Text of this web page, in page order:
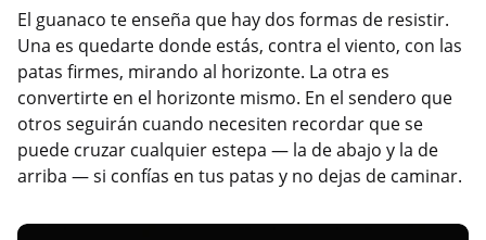
El guanaco te enseña que hay dos formas de resistir.
Una es quedarte donde estás, contra el viento, con las
patas firmes, mirando al horizonte. La otra es
convertirte en el horizonte mismo. En el sendero que
otros seguirán cuando necesiten recordar que se
puede cruzar cualquier estepa — la de abajo y la de
arriba — si confías en tus patas y no dejas de caminar.